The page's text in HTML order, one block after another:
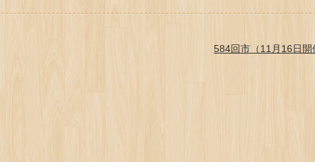
584回市（11月16日開